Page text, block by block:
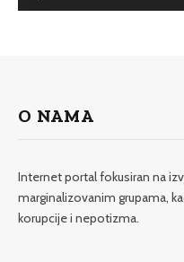
O NAMA
Internet portal fokusiran na
marginalizovanim grupama,
korupcije i nepotizma.